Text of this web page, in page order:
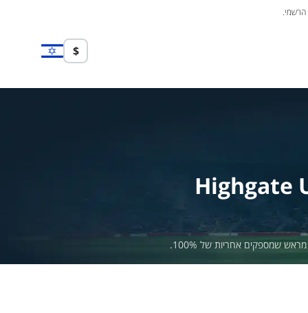
הרשמי.
$
Highgate